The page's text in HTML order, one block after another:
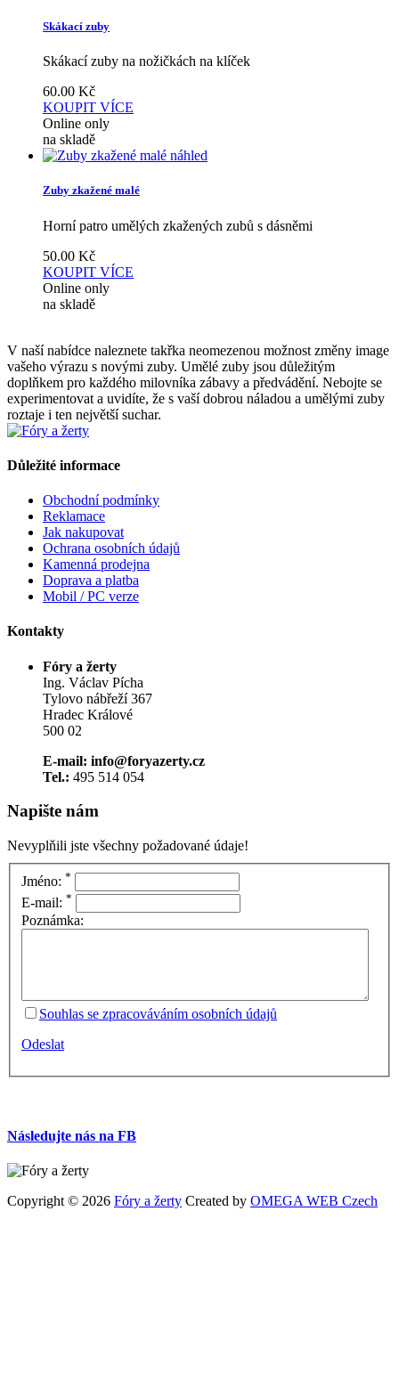
Skákací zuby
Skákací zuby na nožičkách na klíček
60.00 Kč
KOUPIT VÍCE
Online only
na skladě
náhled
Zuby zkažené malé
Horní patro umělých zkažených zubů s dásněmi
50.00 Kč
KOUPIT VÍCE
Online only
na skladě
V naší nabídce naleznete takřka neomezenou možnost změny image
vašeho výrazu s novými zuby. Umělé zuby jsou důležitým
doplňkem pro každého milovníka zábavy a předvádění. Nebojte se
experimentovat a uvidíte, že s vaší dobrou náladou a umělými zuby
roztaje i ten největší suchar.
Důležité informace
Obchodní podmínky
Reklamace
Jak nakupovat
Ochrana osobních údajů
Kamenná prodejna
Doprava a platba
Mobil / PC verze
Kontakty
Fóry a žerty
Ing. Václav Pícha
Tylovo nábřeží 367
Hradec Králové
500 02
E-mail: info@foryazerty.cz
Tel.: 495 514 054
Napište nám
Nevyplňili jste všechny požadované údaje!
Jméno: *
E-mail: *
Poznámka:
Souhlas se zpracováváním osobních údajů
Odeslat
Následujte nás na FB
Copyright © 2026 Fóry a žerty Created by OMEGA WEB Czech